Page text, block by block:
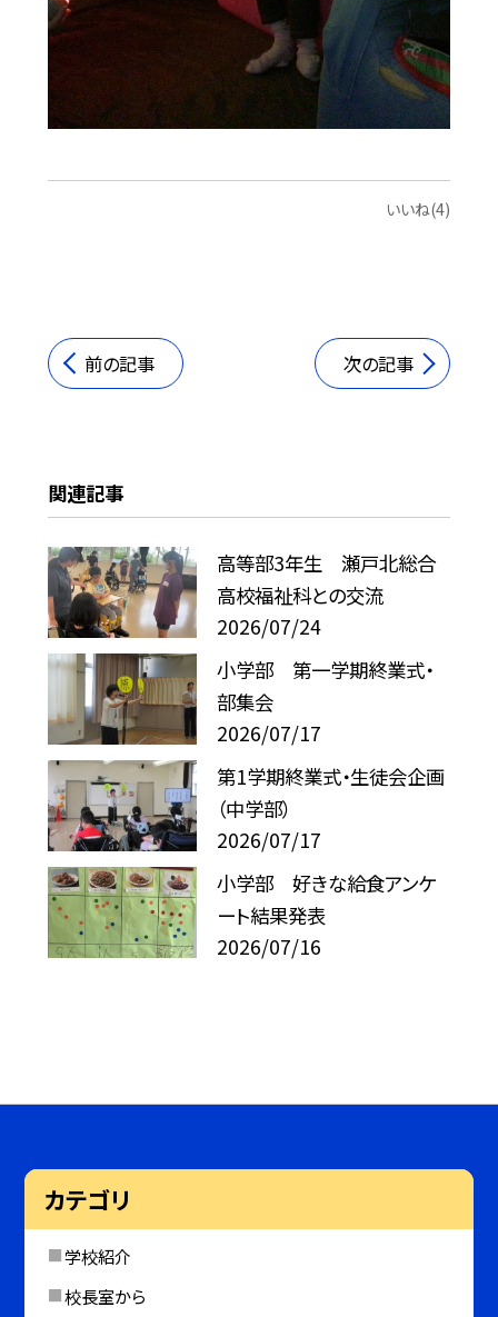
いいね(4)
前の記事 次の記事
関連記事
高等部3年生 瀬戸北総合
高校福祉科との交流
2026/07/24
小学部 第一学期終業式・
部集会
2026/07/17
第1学期終業式・生徒会企画
（中学部）
2026/07/17
小学部 好きな給食アンケ
ート結果発表
2026/07/16
カテゴリ
学校紹介
校長室から